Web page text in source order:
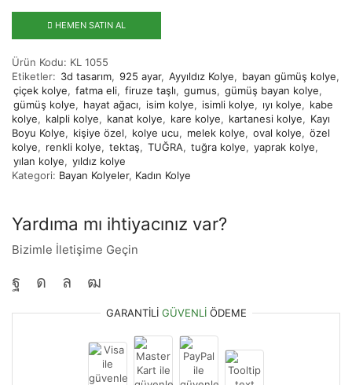
HEMEN SATIN AL
Ürün Kodu: KL 1055
Etiketler: 3d tasarım, 925 ayar, Ayyıldız Kolye, bayan gümüş kolye,
çiçek kolye, fatma eli, firuze taşlı, gumus, gümüş bayan kolye,
gümüş kolye, hayat ağacı, isim kolye, isimli kolye, ıyı kolye, kabe
kolye, kalpli kolye, kanat kolye, kare kolye, kartanesi kolye, Kayı
Boyu Kolye, kişiye özel, kolye ucu, melek kolye, oval kolye, özel
kolye, renkli kolye, tektaş, TUĞRA, tuğra kolye, yaprak kolye,
yılan kolye, yıldız kolye
Kategori: Bayan Kolyeler, Kadın Kolye
Yardıma mı ihtiyacınız var?
Bizimle İletişime Geçin
GARANTILI GÜVENLIÖDEME